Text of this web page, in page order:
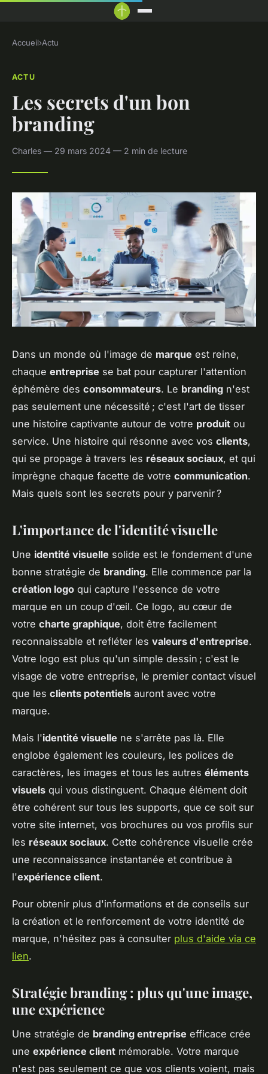
Accueil›Actu
ACTU
Les secrets d'un bon
branding
Charles — 29 mars 2024 — 2 min de lecture
Dans un monde où l'image de marque est reine,
chaque entreprise se bat pour capturer l'attention
éphémère des consommateurs. Le branding n'est
pas seulement une nécessité ; c'est l'art de tisser
une histoire captivante autour de votre produit ou
service. Une histoire qui résonne avec vos clients,
qui se propage à travers les réseaux sociaux, et qui
imprègne chaque facette de votre communication.
Mais quels sont les secrets pour y parvenir ?
L'importance de l'identité visuelle
Une identité visuelle solide est le fondement d'une
bonne stratégie de branding. Elle commence par la
création logo qui capture l'essence de votre
marque en un coup d'œil. Ce logo, au cœur de
votre charte graphique, doit être facilement
reconnaissable et refléter les valeurs d'entreprise.
Votre logo est plus qu'un simple dessin ; c'est le
visage de votre entreprise, le premier contact visuel
que les clients potentiels auront avec votre
marque.
Mais l'identité visuelle ne s'arrête pas là. Elle
englobe également les couleurs, les polices de
caractères, les images et tous les autres éléments
visuels qui vous distinguent. Chaque élément doit
être cohérent sur tous les supports, que ce soit sur
votre site internet, vos brochures ou vos profils sur
les réseaux sociaux. Cette cohérence visuelle crée
une reconnaissance instantanée et contribue à
l'expérience client.
Pour obtenir plus d'informations et de conseils sur
la création et le renforcement de votre identité de
marque, n'hésitez pas à consulter plus d'aide via ce
lien.
Stratégie branding : plus qu'une image,
une expérience
Une stratégie de branding entreprise efficace crée
une expérience client mémorable. Votre marque
n'est pas seulement ce que vos clients voient, mais